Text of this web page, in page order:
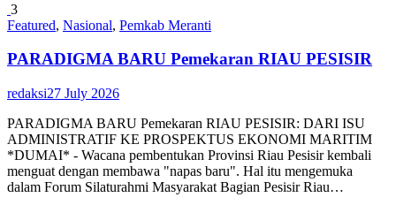
3
Featured, Nasional, Pemkab Meranti
PARADIGMA BARU Pemekaran RIAU PESISIR
redaksi27 July 2026
PARADIGMA BARU Pemekaran RIAU PESISIR: DARI ISU
ADMINISTRATIF KE PROSPEKTUS EKONOMI MARITIM
*DUMAI* - Wacana pembentukan Provinsi Riau Pesisir kembali
menguat dengan membawa "napas baru". Hal itu mengemuka
dalam Forum Silaturahmi Masyarakat Bagian Pesisir Riau…